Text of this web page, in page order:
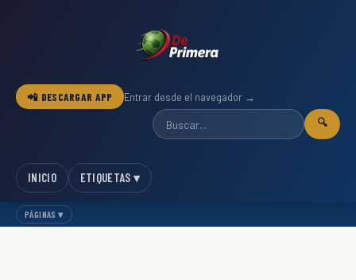
📲 DESCARGAR APP Entrar desde el navegador →
🔍
INICIO ETIQUETAS ▾
PÁGINAS ▾